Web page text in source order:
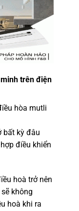
trên điện
hòa mutli
bất kỳ đâu
điều khiển
hoà trở nên
không
hoà khi ra